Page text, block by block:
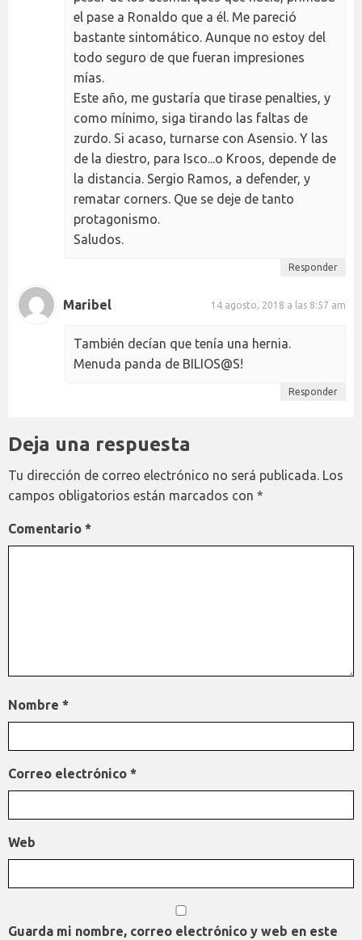
el pase a Ronaldo que a él. Me pareció
bastante sintomático. Aunque no estoy del
todo seguro de que fueran impresiones
mías.
Este año, me gustaría que tirase penalties, y
como mínimo, siga tirando las faltas de
zurdo. Si acaso, turnarse con Asensio. Y las
de la diestro, para Isco...o Kroos, depende de
la distancia. Sergio Ramos, a defender, y
rematar corners. Que se deje de tanto
protagonismo.
Saludos.
Responder
Maribel 14 agosto, 2018 a las 8:57 am
También decían que tenía una hernia.
Menuda panda de BILIOS@S!
Responder
Deja una respuesta
Tu dirección de correo electrónico no será publicada. Los
campos obligatorios están marcados con *
Comentario *
Nombre *
Correo electrónico *
Web
Guarda mi nombre, correo electrónico y web en este